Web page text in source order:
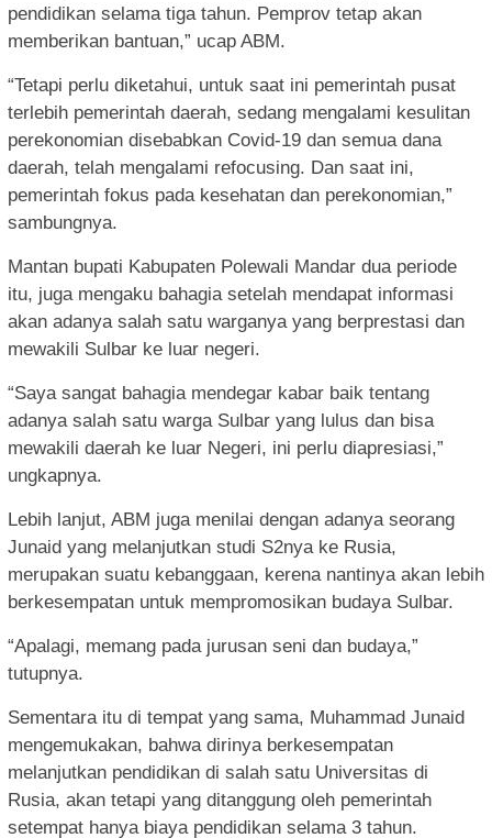
pendidikan selama tiga tahun. Pemprov tetap akan
memberikan bantuan,” ucap ABM.
“Tetapi perlu diketahui, untuk saat ini pemerintah pusat
terlebih pemerintah daerah, sedang mengalami kesulitan
perekonomian disebabkan Covid-19 dan semua dana
daerah, telah mengalami refocusing. Dan saat ini,
pemerintah fokus pada kesehatan dan perekonomian,”
sambungnya.
Mantan bupati Kabupaten Polewali Mandar dua periode
itu, juga mengaku bahagia setelah mendapat informasi
akan adanya salah satu warganya yang berprestasi dan
mewakili Sulbar ke luar negeri.
“Saya sangat bahagia mendegar kabar baik tentang
adanya salah satu warga Sulbar yang lulus dan bisa
mewakili daerah ke luar Negeri, ini perlu diapresiasi,”
ungkapnya.
Lebih lanjut, ABM juga menilai dengan adanya seorang
Junaid yang melanjutkan studi S2nya ke Rusia,
merupakan suatu kebanggaan, kerena nantinya akan lebih
berkesempatan untuk mempromosikan budaya Sulbar.
“Apalagi, memang pada jurusan seni dan budaya,”
tutupnya.
Sementara itu di tempat yang sama, Muhammad Junaid
mengemukakan, bahwa dirinya berkesempatan
melanjutkan pendidikan di salah satu Universitas di
Rusia, akan tetapi yang ditanggung oleh pemerintah
setempat hanya biaya pendidikan selama 3 tahun.